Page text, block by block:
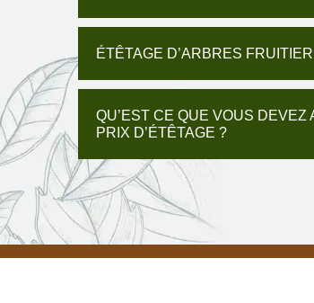
ÉTÊTAGE D’ARBRES
QU’EST CE QUE VOUS
PRIX D’ÉTÊTAGE ?